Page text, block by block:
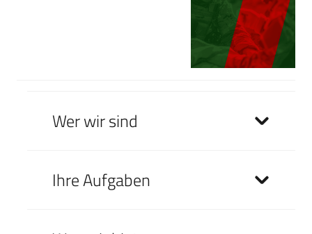
Wer wir sind
Ihre Aufgaben